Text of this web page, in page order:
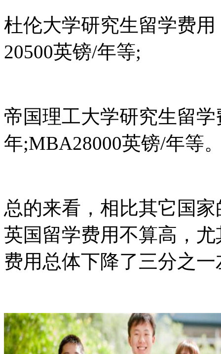
杜伦大学研究生留学费
20500英镑/年等;
帝国理工大学研究生留学
年;MBA28000英镑/年等
总的来看，相比其它国
英国留学费用不算高，
费用总体下降了三分之一